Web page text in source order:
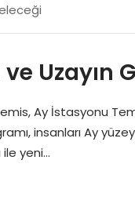
Uzayın
Ay İstasyonu
insanları Ay
yeni…